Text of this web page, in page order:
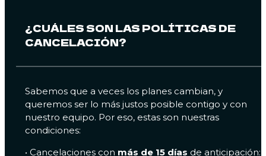
¿CUÁLES SON LAS POLÍTICAS DE
CANCELACIÓN?
Sabemos que a veces los planes cambian, y
queremos ser lo más justos posible contigo y con
nuestro equipo. Por eso, estas son nuestras
condiciones:
•⁠ ⁠Cancelaciones con más de 15 días de anticipación: